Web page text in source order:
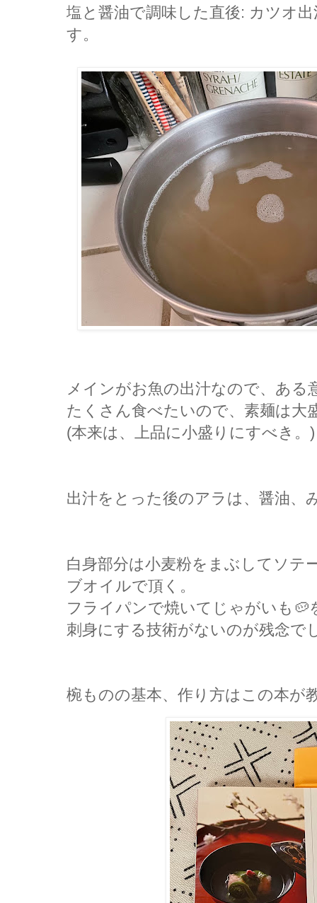
塩と醤油で調味した直後: カツオ
す。
メインがお魚の出汁なので、ある
たくさん食べたいので、素麺は大
(本来は、上品に小盛りにすべき。)
出汁をとった後のアラは、醤油、
白身部分は小麦粉をまぶしてソテ
ブオイルで頂く。
フライパンで焼いてじゃがいも🥔
刺身にする技術がないのが残念で
椀ものの基本、作り方はこの本が